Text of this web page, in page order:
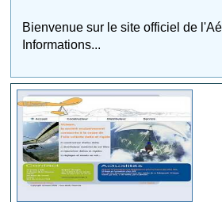
Bienvenue sur le site officiel de
Informations...